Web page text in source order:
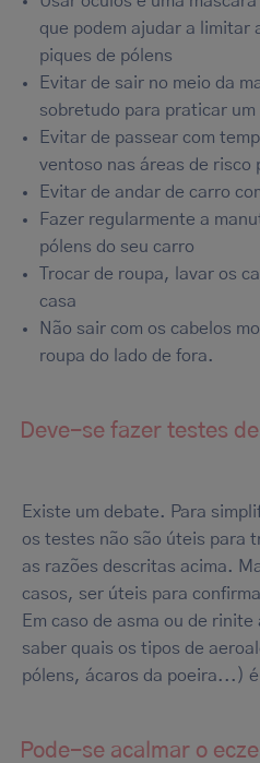
que podem ajudar a limitar
piques de pólens
Evitar de sair no meio da
sobretudo para praticar um
Evitar de passear com
ventoso nas áreas de risco
Evitar de andar de carro
Fazer regularmente a
pólens do seu carro
Trocar de roupa, lavar os
casa
Não sair com os cabelos
roupa do lado de fora.
Deve-se fazer testes
Existe um debate. Para
os testes não são úteis para
as razões descritas acima.
casos, ser úteis para
Em caso de asma ou de
saber quais os tipos de
pólens, ácaros da poeira...)
Pode-se acalmar o